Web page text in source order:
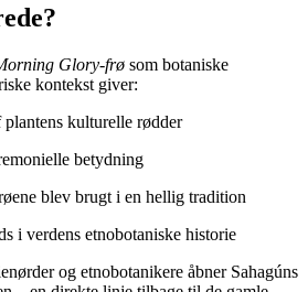
Glory-frø som botaniske
kontekst giver:
plantens kulturelle rødder
betydning
blev brugt i en hellig tradition
i verdens etnobotaniske historie
og etnobotanikere åbner Sahagúns